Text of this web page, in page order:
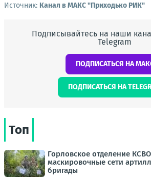
Источник: Канал в МАКС "Приходько РИК"
Подписывайтесь на наши
Telegram
ПОДПИСАТЬСЯ НА
ПОДПИСАТЬСЯ НА
Топ
Горловское отделение
маскировочные сети
бригады